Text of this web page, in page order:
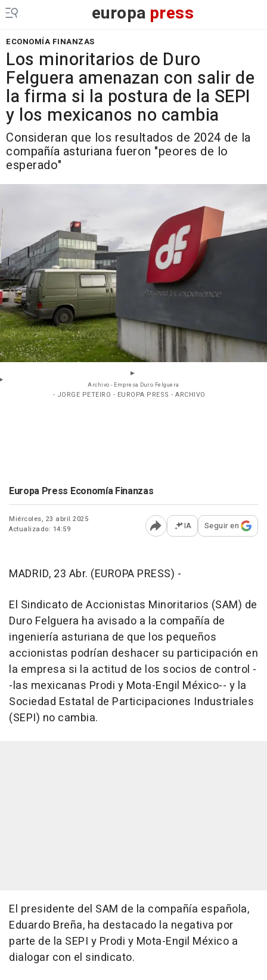
europa press
ECONOMÍA FINANZAS
Los minoritarios de Duro
Felguera amenazan con salir de
la firma si la postura de la SEPI
y los mexicanos no cambia
Consideran que los resultados de 2024 de la
compañía asturiana fueron "peores de lo
esperado"
Archivo - Empresa Duro Felguera
- JORGE PETEIRO - EUROPA PRESS - ARCHIVO
Europa Press Economía Finanzas
Miércoles, 23 abril 2025
Actualizado: 14:59
Abrir opciones para
IA Seguir en
MADRID, 23 Abr. (EUROPA PRESS) -
El Sindicato de Accionistas Minoritarios (SAM) de
Duro Felguera ha avisado a la compañía de
ingeniería asturiana de que los pequeños
accionistas podrían deshacer su participación en
la empresa si la actitud de los socios de control -
-las mexicanas Prodi y Mota-Engil México-- y la
Sociedad Estatal de Participaciones Industriales
(SEPI) no cambia.
El presidente del SAM de la compañía española,
Eduardo Breña, ha destacado la negativa por
parte de la SEPI y Prodi y Mota-Engil México a
dialogar con el sindicato.